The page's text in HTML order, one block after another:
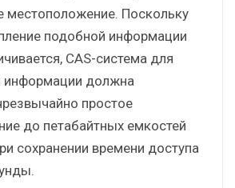
местоположение. Поскольку
подобной информации
CAS-система для
информации должна
простое
до петабайтных емкостей
сохранении времени доступа